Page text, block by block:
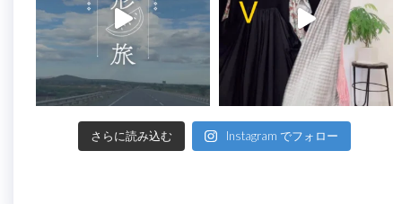
さらに読み込む Instagram でフォロー